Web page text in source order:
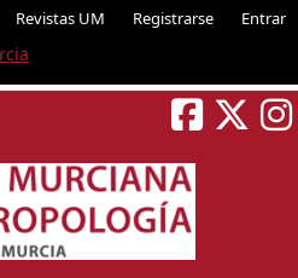
Revistas UM Registrarse Entrar